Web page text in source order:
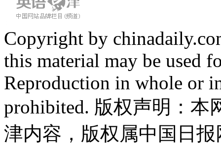
Copyright by
this material may be used
Reproduction in whole or
prohibited. 版权声明：
津内容，版权属中国日